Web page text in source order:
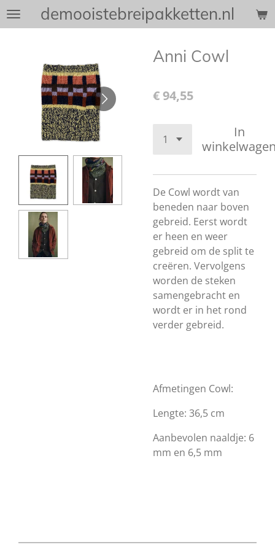
Ga
direct
hoofdinhoud
demooistebreipakketten.nl
Anni Cowl
€ 94,55
In
De Cowl wordt van
beneden naar boven
gebreid. Eerst wordt
er heen en weer
gebreid om de split te
creëren. Vervolgens
worden de steken
samengebracht en
wordt er in het rond
verder gebreid.
Afmetingen Cowl:
Lengte: 36,5 cm
Aanbevolen naaldje: 6
mm en 6,5 mm